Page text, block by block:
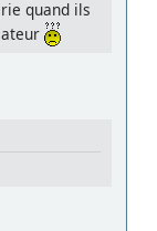
quand ils